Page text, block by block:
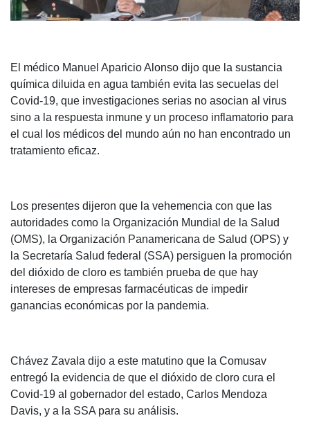
El médico Manuel Aparicio Alonso dijo que la sustancia
química diluida en agua también evita las secuelas del
Covid-19, que investigaciones serias no asocian al virus
sino a la respuesta inmune y un proceso inflamatorio para
el cual los médicos del mundo aún no han encontrado un
tratamiento eficaz.
Los presentes dijeron que la vehemencia con que las
autoridades como la Organización Mundial de la Salud
(OMS), la Organización Panamericana de Salud (OPS) y
la Secretaría Salud federal (SSA) persiguen la promoción
del dióxido de cloro es también prueba de que hay
intereses de empresas farmacéuticas de impedir
ganancias económicas por la pandemia.
Chávez Zavala dijo a este matutino que la Comusav
entregó la evidencia de que el dióxido de cloro cura el
Covid-19 al gobernador del estado, Carlos Mendoza
Davis, y a la SSA para su análisis.